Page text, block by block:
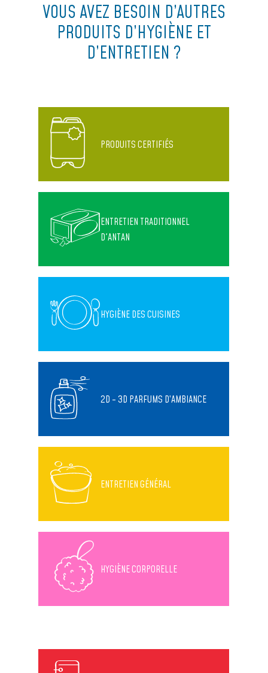
VOUS AVEZ BESOIN D’AUTRES
PRODUITS D’HYGIÈNE ET
D’ENTRETIEN ?
PRODUITS CERTIFIÉS
ENTRETIEN TRADITIONNEL
D'ANTAN
HYGIÈNE DES CUISINES
2D - 3D PARFUMS D’AMBIANCE
ENTRETIEN GÉNÉRAL
HYGIÈNE CORPORELLE